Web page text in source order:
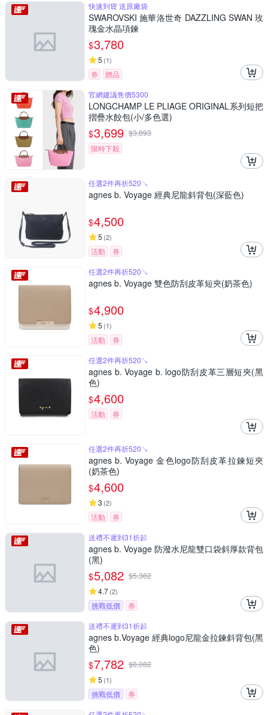
快速到貨 送原廠袋
SWAROVSKI 施華洛世奇 DAZZLING SWAN 玫
瑰金水晶項鍊
$3,780
5 (1)
券
贈品
官網建議售價5300
LONGCHAMP LE PLIAGE ORIGINAL系列短把
摺疊水餃包(小/多色選)
$3,699 $3,893
限時下殺
任選2件再折520↘
agnes b. Voyage 經典尼龍斜背包(深藍色)
$4,500
5 (2)
活動
券
任選2件再折520↘
agnes b. Voyage 雙色防刮皮革短夾(奶茶色)
$4,900
5 (1)
活動
券
任選2件再折520↘
agnes b. Voyage b. logo防刮皮革三層短夾(黑
色)
$4,600
活動 券
任選2件再折520↘
agnes b. Voyage 金色logo防刮皮革拉鍊短夾
(奶茶色)
$4,600
3 (2)
活動
券
送禮不遲到31折起
agnes b. Voyage 防潑水尼龍雙口袋斜厚款背包
(黑)
$5,082 $5,382
4.7(2)
挑戰低價
券
送禮不遲到31折起
agnes b.Voyage 經典logo尼龍金拉鍊斜背包(黑
色)
$7,782 $8,082
5 (1)
挑戰低價
券